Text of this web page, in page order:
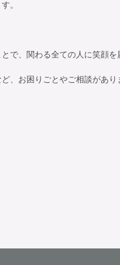
。
で、関わる全ての人に笑顔を
、お困りごとやご相談があ